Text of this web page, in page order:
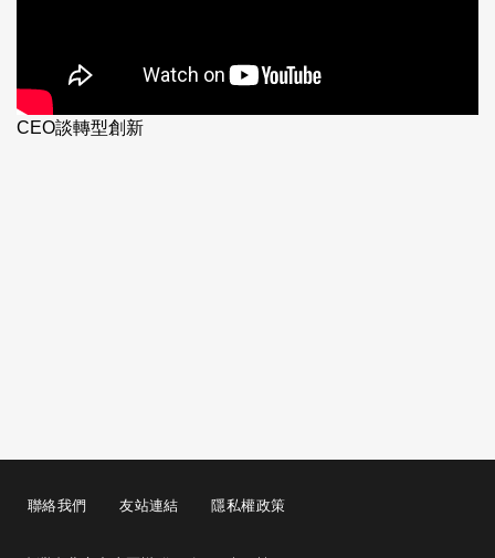
CEO談轉型創新
聯絡我們 友站連結 隱私權政策